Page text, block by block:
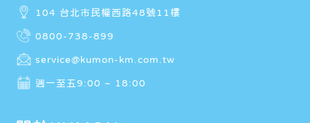
104 台北市民權西路48號11樓
0800-738-899
service@kumon-km.com.tw
週一至五9:00 ~ 18:00